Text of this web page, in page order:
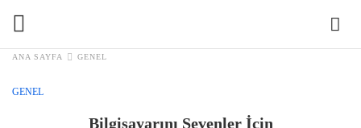
ANA SAYFA GENEL
GENEL
Bilgisayarını Sevenler İçin